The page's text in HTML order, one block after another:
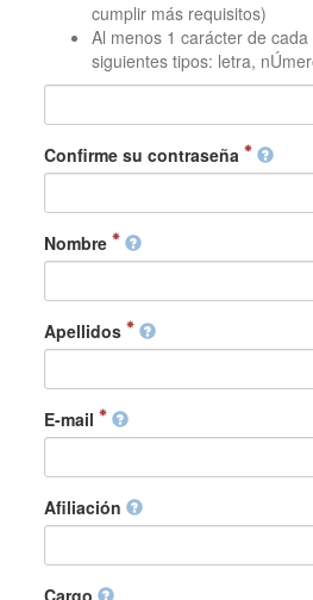
cumplir más requisitos)
Al menos 1 carácter de
siguientes tipos: letra,
Confirme su contraseña
Nombre
Apellidos
E-mail
Afiliación
Cargo